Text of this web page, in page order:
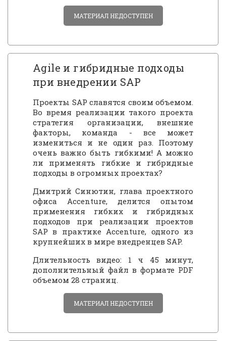
МАТЕРИАЛ НЕДОСТУПЕН
Agile и гибридные подходы
при внедрении SAP
Проекты SAP славятся своим объемом.
Во время реализации такого проекта
стратегия организации, внешние
факторы, команда - все может
измениться и не один раз. Поэтому
очень важно быть гибкими! А можно
ли применять гибкие и гибридные
подходы в огромных проектах?
Дмитрий Синютин, глава проектного
офиса Accenture, делится опытом
применения гибких и гибридных
подходов при реализации проектов
SAP в практике Accenture, одного из
крупнейших в мире внедренцев SAP.
Длительность видео: 1 ч 45 минут,
дополнительный файл в формате PDF
объемом 28 страниц.
МАТЕРИАЛ НЕДОСТУПЕН